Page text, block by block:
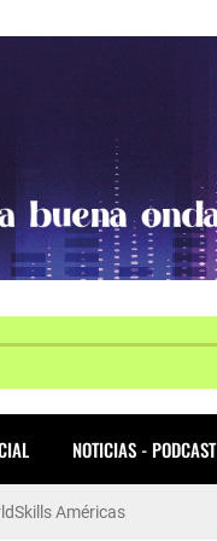
NOTICIAS - PODCAST
Américas